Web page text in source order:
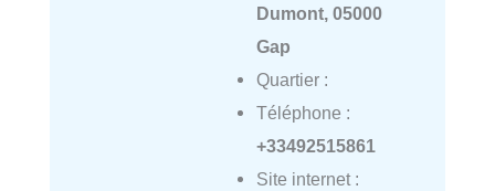
Dumont, 05000
Gap
Quartier :
Téléphone :
+33492515861
Site internet :